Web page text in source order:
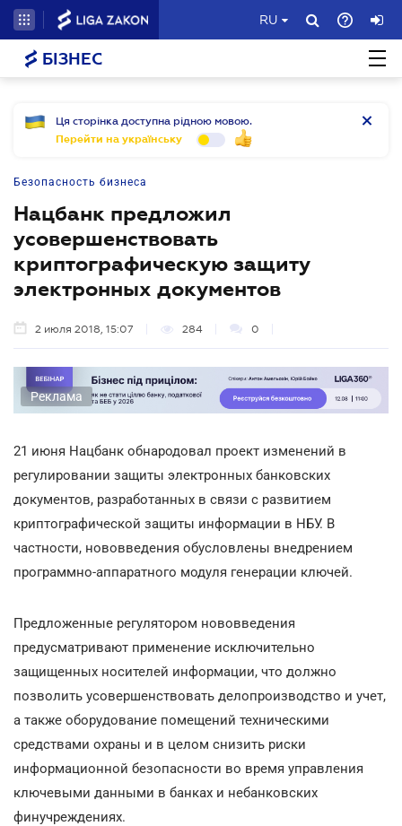
RU
БІЗНЕС
Ця сторінка доступна рідною мовою.
Перейти на українську
Безопасность бизнеса
Нацбанк предложил
усовершенствовать
криптографическую защиту
электронных документов
2 июля 2018, 15:07 284 0
Реклама
21 июня Нацбанк обнародовал проект изменений в
регулировании защиты электронных банковских
документов, разработанных в связи с развитием
криптографической защиты информации в НБУ. В
частности, нововведения обусловлены внедрением
программно-аппаратного модуля генерации ключей.
Предложенные регулятором нововведения
предусматривают применение исключительно
защищенных носителей информации, что должно
позволить усовершенствовать делопроизводство и учет,
а также оборудование помещений техническими
средствами охраны и в целом снизить риски
информационной безопасности во время управления
ключевыми данными в банках и небанковских
финучреждениях.